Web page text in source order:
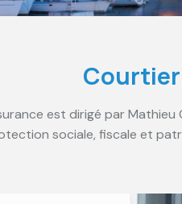
est dirigé par
sociale, fiscale et